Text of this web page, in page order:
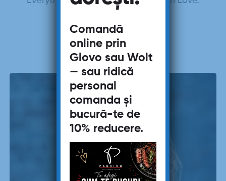
Comandă
online prin
Glovo sau Wolt
— sau ridică
personal
comanda și
bucură-te de
10% reducere.